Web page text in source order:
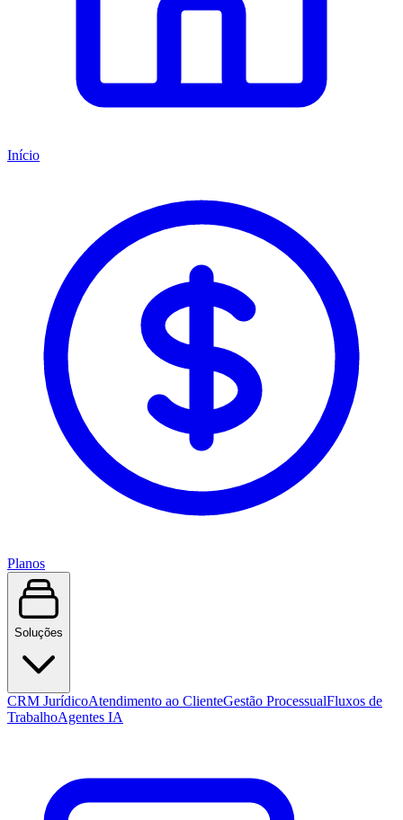
Início
Planos
Soluções
CRM JurídicoAtendimento ao ClienteGestão ProcessualFluxos de
TrabalhoAgentes IA